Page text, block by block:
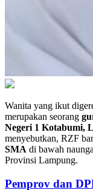
Wanita yang ikut
merupakan seorang
Negeri 1 Kotabumi,
menyebutkan, RZF
SMA di bawah
Provinsi Lampung.
Pemprov dan